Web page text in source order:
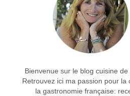
Bienvenue sur le blog cuisine de
Retrouvez ici ma passion pour la
la gastronomie française: